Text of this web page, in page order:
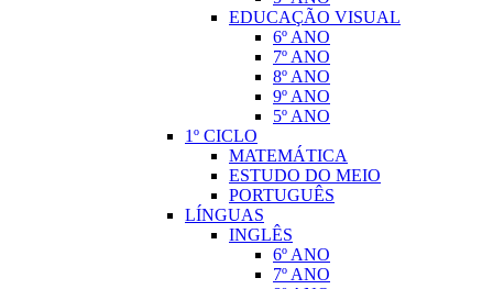
EDUCAÇÃO VISUAL
6º ANO
7º ANO
8º ANO
9º ANO
5º ANO
1º CICLO
MATEMÁTICA
ESTUDO DO MEIO
PORTUGUÊS
LÍNGUAS
INGLÊS
6º ANO
7º ANO